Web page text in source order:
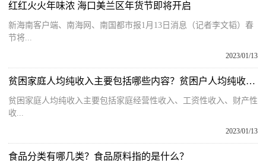
红红火火年味浓 海口美兰区年货节即将开启
新海南客户端、南海网、南国都市报1月13日消息（记者李文韬）春
节将...
2023/01/13
贫困家庭人均纯收入主要包括哪些内容？贫困户人均纯收入计算方法
贫困家庭人均纯收入主要包括家庭经营性收入、工资性收入、财产性
收...
2023/01/13
食品分类有哪几类？食品原料指的是什么？